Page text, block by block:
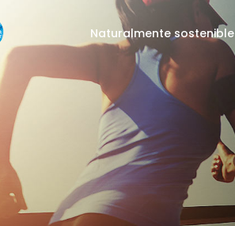
Naturalmente sostenible